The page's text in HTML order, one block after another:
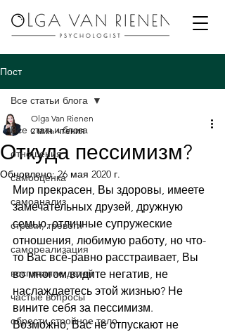
Пост
Все статьи блога
отношения
самооценка
самоанализ
страхи, тревоги
самореализация
воспитание детей
частые вопросы
обрести стройное тело
Все статьи блога
Откуда пессимизм?
Olga Van Rienen
2 мин. чтения
Обновлено:26 мая 2020 г.
Мир прекрасен, Вы здоровы, имеете
замечательных друзей, дружную
семью, отличные супружеские
отношения, любимую работу, но что-
то Вас всё-равно расстраивает, Вы
во многом видите негатив, не
наслаждаетесь этой жизнью? Не
вините себя за пессимизм.
Возможно, Вас не отпускают не